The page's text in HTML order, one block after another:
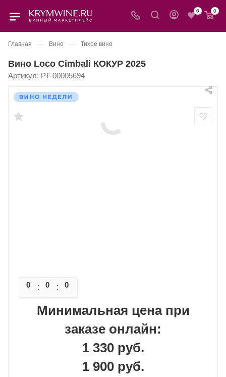
0 0
Главная — Вино — Тихое вино
Вино Loco Cimbali КОКУР 2025
Артикул: РТ-00005694
0 0 0
Минимальная цена при
заказе онлайн:
1 330 руб.
1 900 руб.